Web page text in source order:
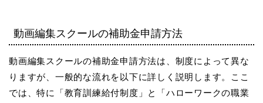
動画編集スクールの補助金申請方法
動画編集スクールの補助金申請方法は、制度によって異な
りますが、一般的な流れを以下に詳しく説明します。ここ
では、特に「教育訓練給付制度」と「ハローワークの職業